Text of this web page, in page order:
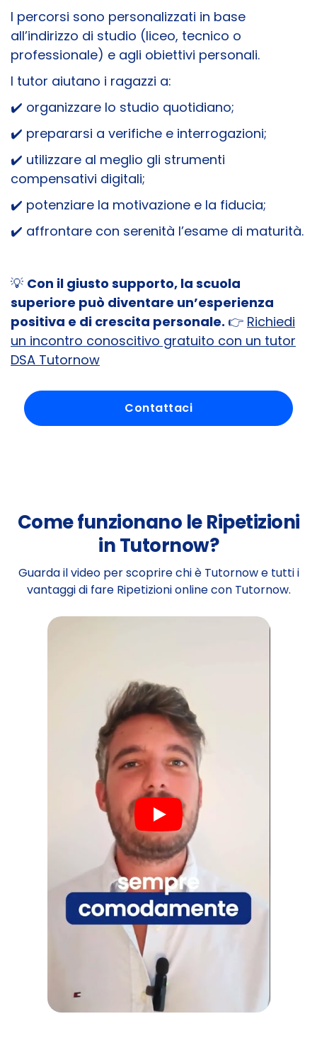
I percorsi sono personalizzati in base
all’indirizzo di studio (liceo, tecnico o
professionale) e agli obiettivi personali.
I tutor aiutano i ragazzi a:
✔️ organizzare lo studio quotidiano;
✔️ prepararsi a verifiche e interrogazioni;
✔️ utilizzare al meglio gli strumenti
compensativi digitali;
✔️ potenziare la motivazione e la fiducia;
✔️ affrontare con serenità l’esame di maturità.
💡 Con il giusto supporto, la scuola
superiore può diventare un’esperienza
positiva e di crescita personale. 👉 Richiedi
un incontro conoscitivo gratuito con un tutor
DSA Tutornow
Contattaci
Come funzionano le Ripetizioni
in Tutornow?
Guarda il video per scoprire chi è Tutornow e tutti i
vantaggi di fare Ripetizioni online con Tutornow.